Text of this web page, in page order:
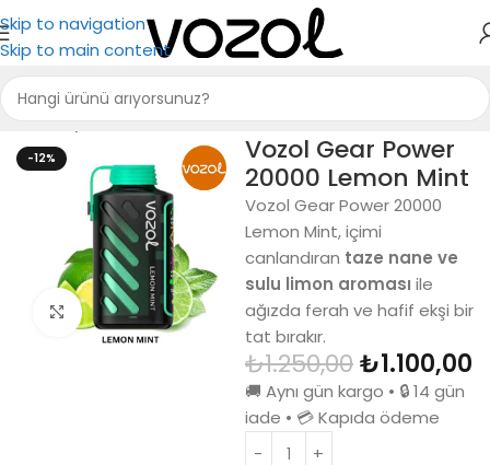
Skip to navigation
Skip to main content
Ana Sayfa Puff Bar
-12%
Büyütmek için tıkla
Vozol Gear Power
20000 Lemon Mint
Vozol Gear Power 20000
Lemon Mint, içimi
canlandıran taze nane ve
sulu limon aroması ile
ağızda ferah ve hafif ekşi bir
tat bırakır.
₺1.250,00₺1.100,00
🚚 Aynı gün kargo • 🔒 14 gün
iade • 💳 Kapıda ödeme